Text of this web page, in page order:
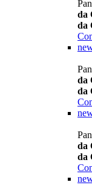
da
da
da
da
da
da